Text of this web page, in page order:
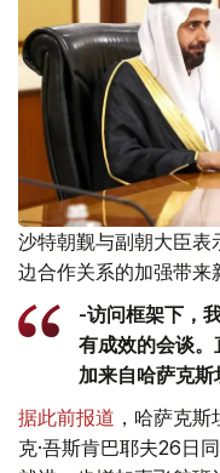
沙特朝觐与副朝大臣表
边合作关系的加强带来
-访问框架下，
有成效的会谈
加来自哈萨克斯
据此前报道 ，哈萨克
克·吾斯肯巴耶夫26日